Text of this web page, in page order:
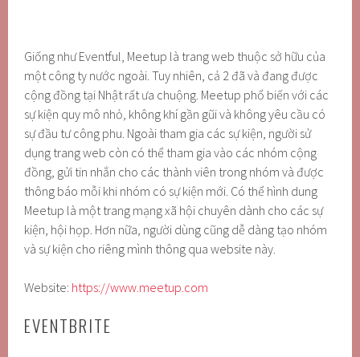
Giống như Eventful, Meetup là trang web thuộc sở hữu của
một công ty nước ngoài. Tuy nhiên, cả 2 đã và đang được
cộng đồng tại Nhật rất ưa chuộng. Meetup phổ biến với các
sự kiện quy mô nhỏ, không khí gần gũi và không yêu cầu có
sự đầu tư công phu. Ngoài tham gia các sự kiện, người sử
dụng trang web còn có thể tham gia vào các nhóm cộng
đồng, gửi tin nhắn cho các thành viên trong nhóm và được
thông báo mỗi khi nhóm có sự kiện mới. Có thể hình dung
Meetup là một trang mạng xã hội chuyên dành cho các sự
kiện, hội họp. Hơn nữa, người dùng cũng dễ dàng tạo nhóm
và sự kiện cho riêng mình thông qua website này.
Website: https://www.meetup.com
EVENTBRITE